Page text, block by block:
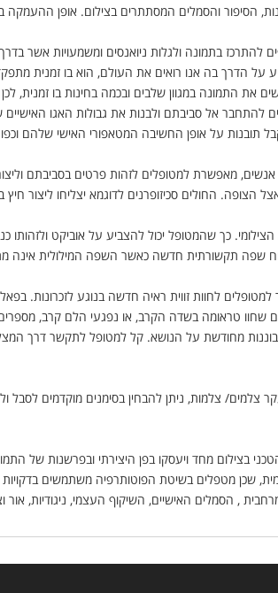
הסיפור והסמלים המסתתרים בצילום. אופן
להתרכז בתמונה ולגלות ניואנסים ומשמעויות אשר
על הדרך בה אנו רואים את העולם, הוא בו זמנית
את התמונה במגוון שלבים ובכמה בחינות בו זמנית,
להתחבר אל סביבתם ולבנות את גבולות האגו
תובנות על אופן החשיבה המטאפורי האישי שלהם
מאפשרת למטופלים לזהות פרטים בסביבתם
החולים סכיזופרנים לדוגמא יצליחו ליצור חיץ
כך שהמטופל יכול להצביע על אוביקט ולזהותו
שפה תקשורתית חדשה כאשר השפה המילולית
לחוות זווית ראיה חדשה בנוגע לזכרונות.
שחוו טראומה בשדה הקרב, או נפגעי הלם קרב,
מחודשת על הנושא. קל למטופל לתקשר דרך
צלמות, ניתן להבחין בסימנים מוקדמים לסבל
בצילום מחד ויעסקו בפן היצירתי ובפרשנות של
שכן מטפלים בשיטת הפוטותרפיה משתמשים
, הסמלים האישיים, השיקוף העצמי, ניגודיות, אור